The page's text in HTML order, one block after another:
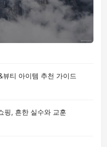
티 아이템 추천 가이드
핑, 흔한 실수와 교훈